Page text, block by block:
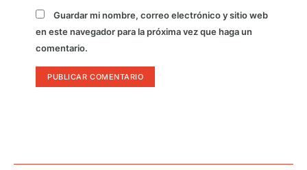
Guardar mi nombre, correo electrónico y sitio web
en este navegador para la próxima vez que haga un
comentario.